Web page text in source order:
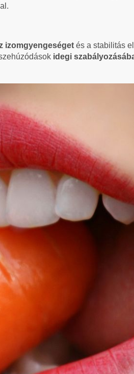
izomgyengeséget és a stabilitás
idegi